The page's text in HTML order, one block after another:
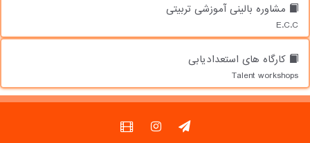
مشاوره بالینی آموزشی تربیتی
E.C.C
کارگاه های استعدادیابی
Talent workshops